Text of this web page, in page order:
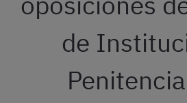
de